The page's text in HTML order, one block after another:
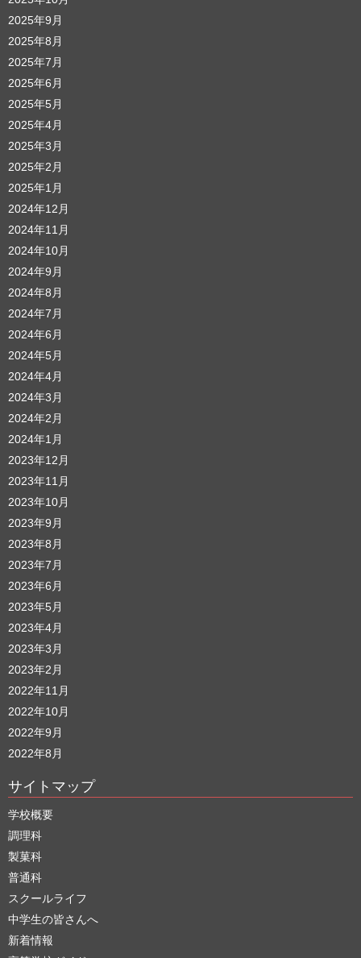
2025年9月
2025年8月
2025年7月
2025年6月
2025年5月
2025年4月
2025年3月
2025年2月
2025年1月
2024年12月
2024年11月
2024年10月
2024年9月
2024年8月
2024年7月
2024年6月
2024年5月
2024年4月
2024年3月
2024年2月
2024年1月
2023年12月
2023年11月
2023年10月
2023年9月
2023年8月
2023年7月
2023年6月
2023年5月
2023年4月
2023年3月
2023年2月
2022年11月
2022年10月
2022年9月
2022年8月
サイトマップ
学校概要
調理科
製菓科
普通科
スクールライフ
中学生の皆さんへ
新着情報